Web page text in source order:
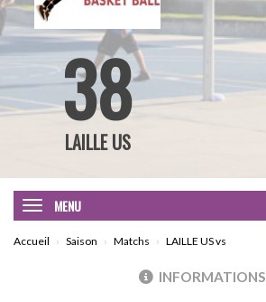
38
LAILLE US
MENU
Accueil Saison Matchs LAILLE US vs
INFORMATIONS